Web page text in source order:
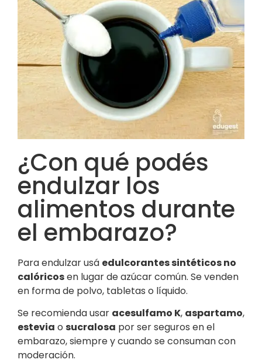
¿Con qué podés
endulzar los
alimentos durante
el embarazo?
Para endulzar usá edulcorantes sintéticos no
calóricosen lugar de azúcar común. Se venden
en forma de polvo, tabletas o líquido.
Se recomienda usar acesulfamo K, aspartamo,
estevia o sucralosa por ser seguros en el
embarazo, siempre y cuando se consuman con
moderación.